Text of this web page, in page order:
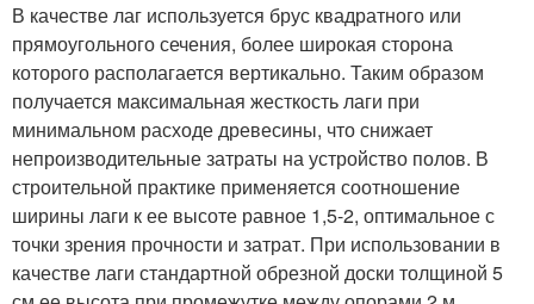
В качестве лаг используется брус квадратного или
прямоугольного сечения, более широкая сторона
которого располагается вертикально. Таким образом
получается максимальная жесткость лаги при
минимальном расходе древесины, что снижает
непроизводительные затраты на устройство полов. В
строительной практике применяется соотношение
ширины лаги к ее высоте равное 1,5-2, оптимальное с
точки зрения прочности и затрат. При использовании в
качестве лаги стандартной обрезной доски толщиной 5